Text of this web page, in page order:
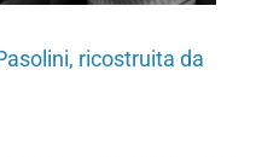
ricostruita da